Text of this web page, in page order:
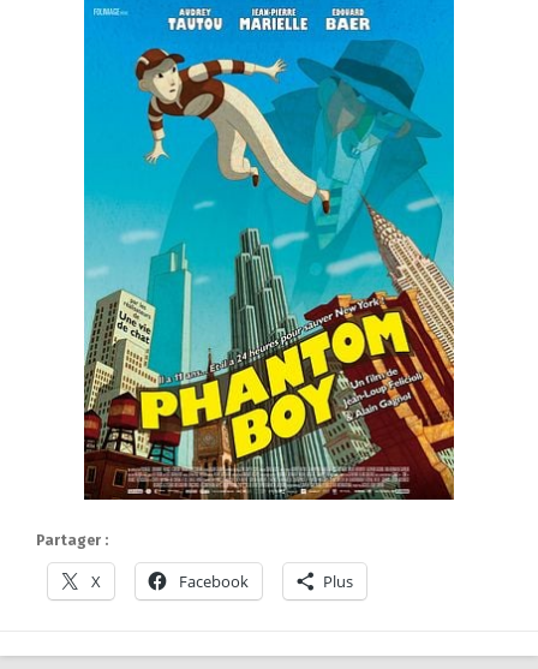
Partager :
X Facebook Plus